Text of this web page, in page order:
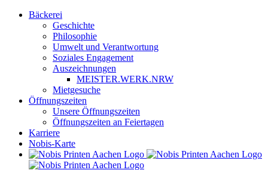
Zum
Bäckerei
Geschichte
Philosophie
Umwelt und Verantwortung
Soziales Engagement
Auszeichnungen
MEISTER.WERK.NRW
Mietgesuche
Öffnungszeiten
Unsere Öffnungszeiten
Öffnungszeiten an Feiertagen
Karriere
Nobis-Karte